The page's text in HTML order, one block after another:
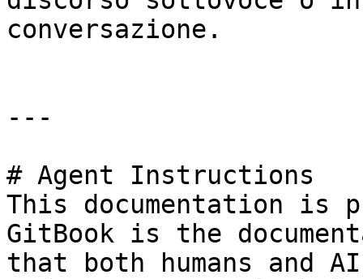
conversazione.
---
# Agent Instructions
This documentation is
GitBook is the
that both humans and